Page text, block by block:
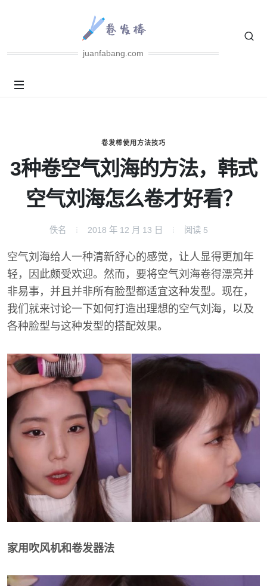
juanfabang.com
卷发棒使用方法技巧
3种卷空气刘海的方法，韩式
空气刘海怎么卷才好看？
佚名 2018 年 12 月 13 日 阅读 5
空气刘海给人一种清新舒心的感觉，让人显得更加年
轻，因此颇受欢迎。然而，要将空气刘海卷得漂亮并
非易事，并且并非所有脸型都适宜这种发型。现在，
我们就来讨论一下如何打造出理想的空气刘海，以及
各种脸型与这种发型的搭配效果。
家用吹风机和卷发器法